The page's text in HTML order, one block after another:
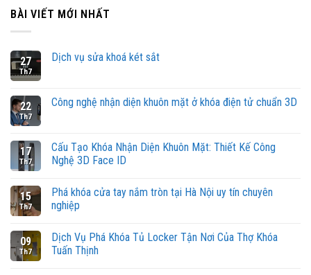
BÀI VIẾT MỚI NHẤT
27
Th7
Dịch vụ sửa khoá két sắt
22
Th7
Công nghệ nhận diện khuôn mặt ở khóa điện tử chuẩn 3D
17
Th7
Cấu Tạo Khóa Nhận Diện Khuôn Mặt: Thiết Kế Công
Nghệ 3D Face ID
15
Th7
Phá khóa cửa tay nắm tròn tại Hà Nội uy tín chuyên
nghiệp
09
Th7
Dịch Vụ Phá Khóa Tủ Locker Tận Nơi Của Thợ Khóa
Tuấn Thịnh